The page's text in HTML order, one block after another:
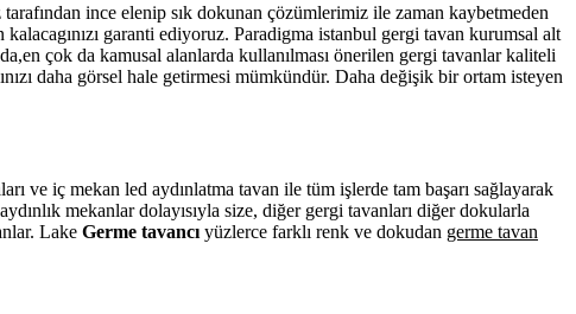
ince elenip sık dokunan çözümlerimiz ile zaman kaybetmeden
garanti ediyoruz. Paradigma istanbul gergi tavan kurumsal alt
çok da kamusal alanlarda kullanılması önerilen gergi tavanlar kaliteli
daha görsel hale getirmesi mümkündür. Daha değişik bir ortam isteyen
ve iç mekan led aydınlatma tavan ile tüm işlerde tam başarı sağlayarak
mekanlar dolayısıyla size, diğer gergi tavanları diğer dokularla
Lake Germe tavancı yüzlerce farklı renk ve dokudan germe tavan